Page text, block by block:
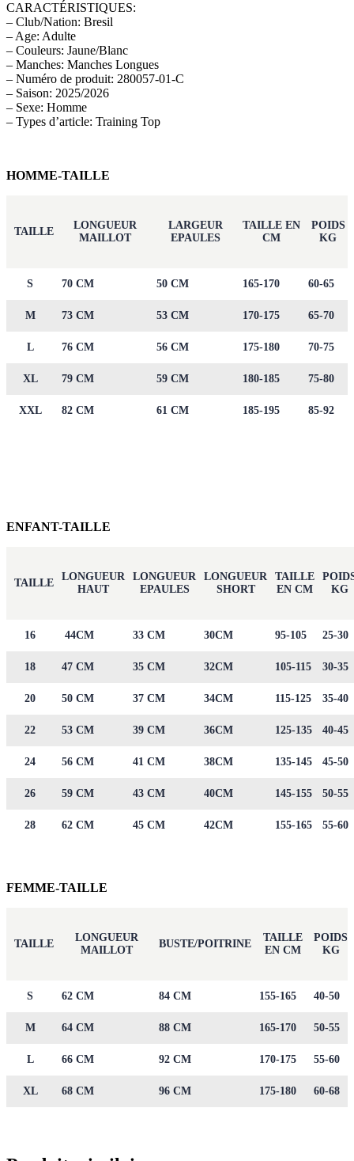
CARACTÉRISTIQUES:
– Club/Nation: Bresil
– Age: Adulte
– Couleurs: Jaune/Blanc
– Manches: Manches Longues
– Numéro de produit: 280057-01-C
– Saison: 2025/2026
– Sexe: Homme
– Types d’article: Training Top
HOMME-TAILLE
TAILLE
LONGUEUR
MAILLOT
LARGEUR
EPAULES
TAILLE EN
CM
POIDS
KG
S 70 CM 50 CM 165-170 60-65
M 73 CM 53 CM 170-175 65-70
L 76 CM 56 CM 175-180 70-75
XL 79 CM 59 CM 180-185 75-80
XXL 82 CM 61 CM 185-195 85-92
ENFANT-TAILLE
TAILLE
LONGUEUR
HAUT
LONGUEUR
EPAULES
LONGUEUR
SHORT
TAILLE
EN CM
KG
16 44CM 33 CM 30CM 95-105 25-30
18 47 CM 35 CM 32CM 105-115 30-35
20 50 CM 37 CM 34CM 115-125 35-40
22 53 CM 39 CM 36CM 125-135 40-45
24 56 CM 41 CM 38CM 135-145 45-50
26 59 CM 43 CM 40CM 145-155 50-55
28 62 CM 45 CM 42CM 155-165 55-60
FEMME-TAILLE
TAILLE
LONGUEUR
MAILLOT
BUSTE/POITRINE
TAILLE
EN CM
POIDS
KG
S 62 CM 84 CM 155-165 40-50
M 64 CM 88 CM 165-170 50-55
L 66 CM 92 CM 170-175 55-60
XL 68 CM 96 CM 175-180 60-68